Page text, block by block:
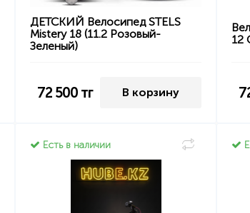
ДЕТСКИЙ Велосипед STELS
Mistery 18 (11.2 Розовый-
Зеленый)
72 500 тг В корзину
12
Есть в наличии